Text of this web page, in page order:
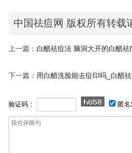
中国祛痘网 版权所有转载
上一篇： 白醋祛痘法 脑洞大开的白醋祛
下一篇： 用白醋洗脸能去痘印吗_白醋
验证码： 匿名